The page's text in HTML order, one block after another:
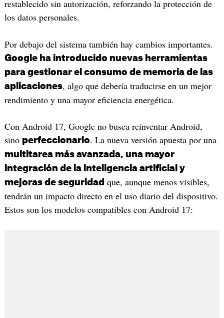
restablecido sin autorización, reforzando la protección de
los datos personales.
Por debajo del sistema también hay cambios importantes.
Google ha introducido nuevas herramientas
para gestionar el consumo de memoria de las
aplicaciones, algo que debería traducirse en un mejor
rendimiento y una mayor eficiencia energética.
Con Android 17, Google no busca reinventar Android,
sino perfeccionarlo. La nueva versión apuesta por una
multitarea más avanzada, una mayor
integración de la inteligencia artificial y
mejoras de seguridad que, aunque menos visibles,
tendrán un impacto directo en el uso diario del dispositivo.
Estos son los modelos compatibles con Android 17: